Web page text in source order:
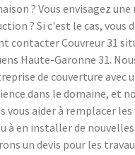
? Vous envisagez une
? Si c'est le cas, vous
contacter Couvreur 31
Haute-Garonne 31.
de couverture avec
dans le domaine, et
vous aider à remplacer
à en installer de
un devis pour les